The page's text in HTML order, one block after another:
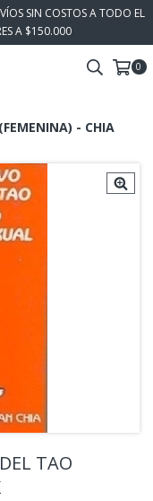
SIN COSTOS A TODO EL
A $150.000
0
- CHIA
TAO